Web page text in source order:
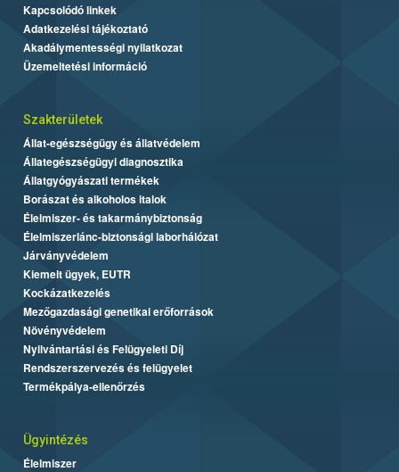
Kapcsolódó linkek
Adatkezelési tájékoztató
Akadálymentességi nyilatkozat
Üzemeltetési információ
Szakterületek
Állat-egészségügy és állatvédelem
Állategészségügyi diagnosztika
Állatgyógyászati termékek
Borászat és alkoholos italok
Élelmiszer- és takarmánybiztonság
Élelmiszerlánc-biztonsági laborhálózat
Járványvédelem
Kiemelt ügyek, EUTR
Kockázatkezelés
Mezőgazdasági genetikai erőforrások
Növényvédelem
Nyilvántartási és Felügyeleti Díj
Rendszerszervezés és felügyelet
Termékpálya-ellenőrzés
Ügyintézés
Élelmiszer